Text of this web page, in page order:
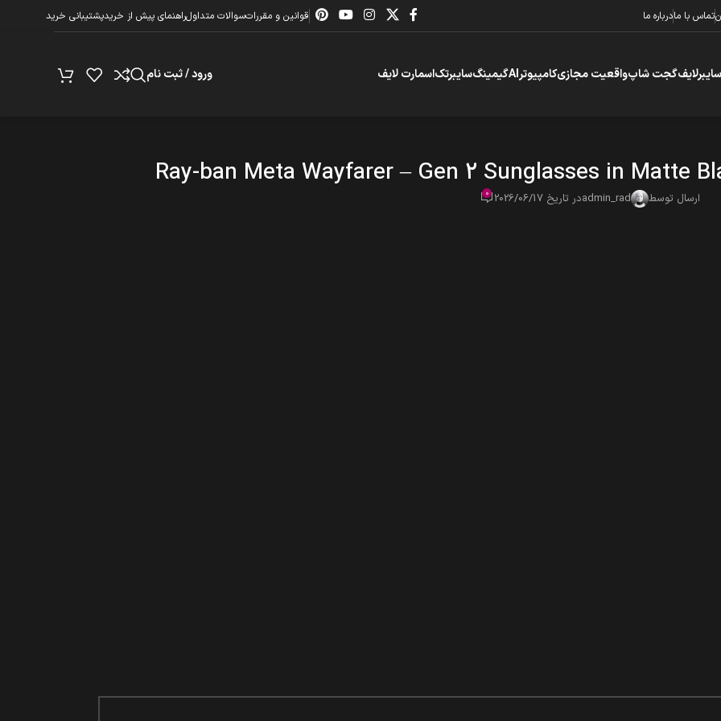
تماس با مادرباره ما قوانین و مقرراتسوالات متداولراهنمای پیش از خریدپشتیبانی خرید
گجت شاپواقعیت مجازیکامپیوترAIگیمینگسایبرتکاسمارت لایف ورود / ثبت نام
Ray-ban Meta Wayfarer – Gen 2 Sunglasses in Matte
ارسال توسط admin_radدر تاریخ 2026/06/17 0